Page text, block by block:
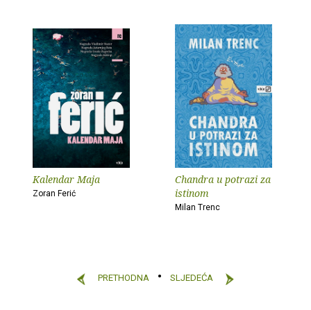
Kalendar Maja
Zoran Ferić
Chandra u potrazi za
istinom
Milan Trenc
PRETHODNA SLJEDEĆA